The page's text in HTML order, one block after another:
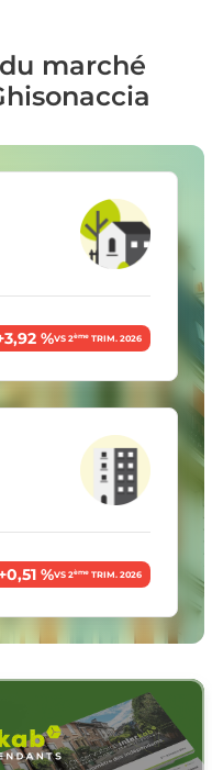
marché
%VS 2èmeTRIM. 2026
+0,51 %VS 2èmeTRIM. 2026